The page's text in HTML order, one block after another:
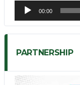
Audio
Player
00:00
PARTNERSHIP